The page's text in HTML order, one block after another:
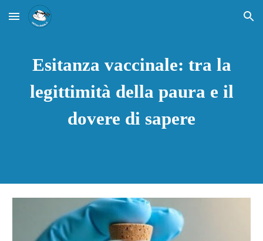
Skip to main content Skip to navigation
Esitanza vaccinale: tra la
legittimità della paura e il
dovere di sapere